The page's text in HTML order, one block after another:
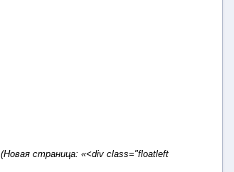
(Новая страница: «<div class="floatleft